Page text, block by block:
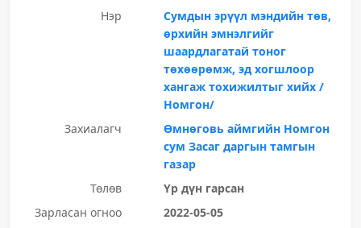
Нэр
Сумдын эрүүл мэндийн төв,
өрхийн эмнэлгийг
шаардлагатай тоног
төхөөрөмж, эд хогшлоор
хангаж тохижилтыг хийх /
Номгон/
Захиалагч
Өмнөговь аймгийн Номгон
сум Засаг даргын тамгын
газар
Төлөв
Үр дүн гарсан
Зарласан огноо
2022-05-05